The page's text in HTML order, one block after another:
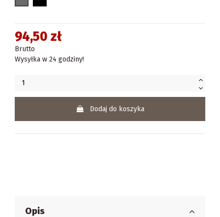
94,50 zł
Brutto
Wysyłka w 24 godziny!
Dodaj do koszyka
Opis